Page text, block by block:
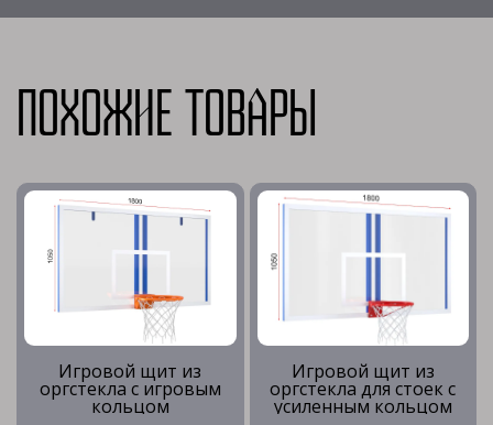
Похожие товары
Игровой щит из
оргстекла с игровым
кольцом
Игровой щит из
оргстекла для стоек с
усиленным кольцом